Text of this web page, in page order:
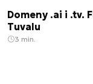
Domeny .ai i .tv.
Tuvalu
3 min.